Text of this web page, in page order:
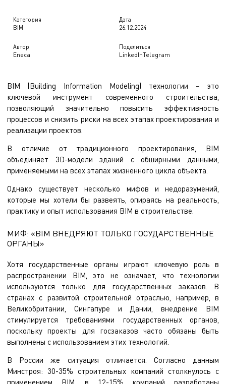
Категория
BIM
Дата
26.12.2024
Автор
Eneca
Поделиться
LinkedInTelegram
BIM (Building Information Modeling) технологии – это
ключевой инструмент современного строительства,
позволяющий значительно повысить эффективность
процессов и снизить риски на всех этапах проектирования и
реализации проектов.
В отличие от традиционного проектирования, BIM
объединяет 3D-модели зданий с обширными данными,
применяемыми на всех этапах жизненного цикла объекта.
Однако существует несколько мифов и недоразумений,
которые мы хотели бы развеять, опираясь на реальность,
практику и опыт использования BIM в строительстве.
МИФ: «BIM ВНЕДРЯЮТ ТОЛЬКО ГОСУДАРСТВЕННЫЕ
ОРГАНЫ»
Хотя государственные органы играют ключевую роль в
распространении BIM, это не означает, что технологии
используются только для государственных заказов. В
странах с развитой строительной отраслью, например, в
Великобритании, Сингапуре и Дании, внедрение BIM
стимулируется требованиями государственных органов,
поскольку проекты для госзаказов часто обязаны быть
выполнены с использованием этих технологий.
В России же ситуация отличается. Согласно данным
Минстроя: 30-35% строительных компаний столкнулось с
применением BIM, в 12-15% компаний разработаны